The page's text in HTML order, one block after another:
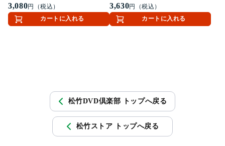
3,080円（税込）
カートに入れる
3,630円（税込）
カートに入れる
松竹DVD倶楽部 トップへ戻る
松竹ストア トップへ戻る